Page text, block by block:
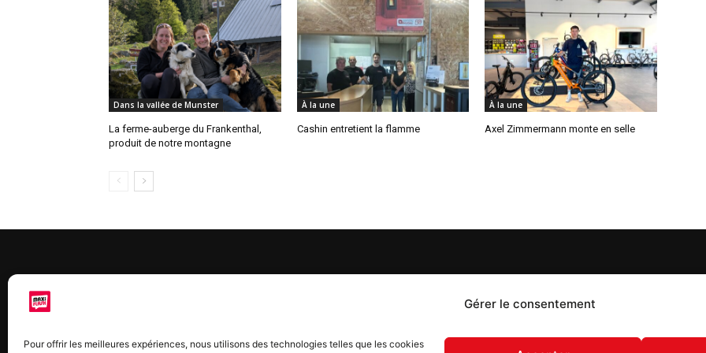
Gérer le consentement
Pour offrir les meilleures expériences, nous utilisons des technologies telles que les cookies
Dans la vallée de Munster
La ferme-auberge du Frankenthal,
produit de notre montagne
À la une
Cashin entretient la flamme
À la une
Axel Zimmermann monte en selle
chaque semaine sur trois éditions : en Alsace du Nord depuis